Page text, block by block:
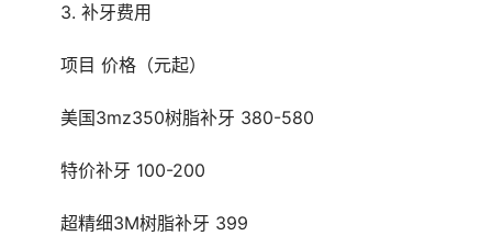
	3. 补牙费用
	项目 价格（元起）
	美国3mz350树脂补牙 380-580
	特价补牙 100-200
	超精细3M树脂补牙 399